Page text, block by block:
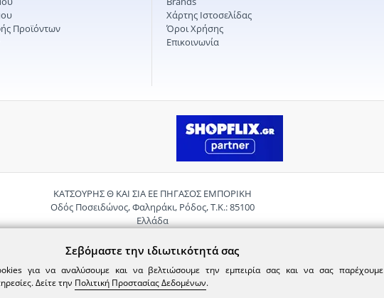
Προϊόντων
Χάρτης Ιστοσελίδας
Όροι Χρήσης
Επικοινωνία
ΚΑΤΣΟΥΡΗΣ Θ ΚΑΙ ΣΙΑ ΕΕ ΠΗΓΑΣΟΣ ΕΜΠΟΡΙΚΗ
Οδός Ποσειδώνος, Φαληράκι, Ρόδος, Τ.Κ.: 85100
Ελλάδα
Email:pigasosemporiki@gmail.com
Σεβόμαστε την ιδιωτικότητά σας
για να αναλύσουμε και να βελτιώσουμε την εμπειρία σας και να σας παρέχουμε
Δείτε την Πολιτική Προστασίας Δεδομένων.